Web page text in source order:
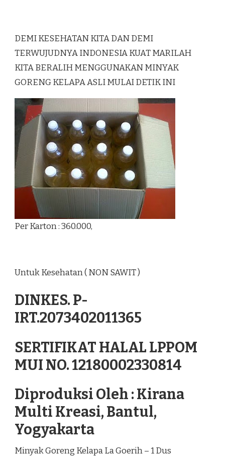
DEMI KESEHATAN KITA DAN DEMI
TERWUJUDNYA INDONESIA KUAT MARILAH
KITA BERALIH MENGGUNAKAN MINYAK
GORENG KELAPA ASLI MULAI DETIK INI
Per Karton : 360.000,
Untuk Kesehatan ( NON SAWIT )
DINKES. P-
IRT.2073402011365
SERTIFIKAT HALAL LPPOM
MUI NO. 12180002330814
Diproduksi Oleh : Kirana
Multi Kreasi, Bantul,
Yogyakarta
Minyak Goreng Kelapa La Goerih – 1 Dus